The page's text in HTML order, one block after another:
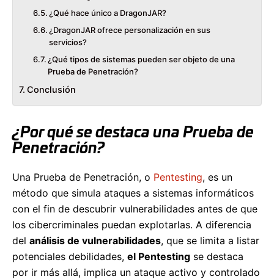
¿Qué hace único a DragonJAR?
¿DragonJAR ofrece personalización en sus
servicios?
¿Qué tipos de sistemas pueden ser objeto de una
Prueba de Penetración?
Conclusión
¿Por qué se destaca una Prueba de
Penetración?
Una Prueba de Penetración, o Pentesting, es un
método que simula ataques a sistemas informáticos
con el fin de descubrir vulnerabilidades antes de que
los cibercriminales puedan explotarlas. A diferencia
del análisis de vulnerabilidades, que se limita a listar
potenciales debilidades, el Pentesting se destaca
por ir más allá, implica un ataque activo y controlado